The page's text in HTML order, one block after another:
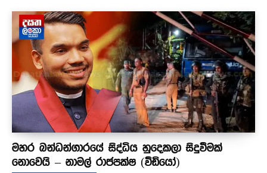
මහර බන්ධන්ගාරයේ සිද්ධිය හුදෙකලා සිදුවීමක්
නොවෙයි – නාමල් රාජපක්ෂ (වීඩියෝ)